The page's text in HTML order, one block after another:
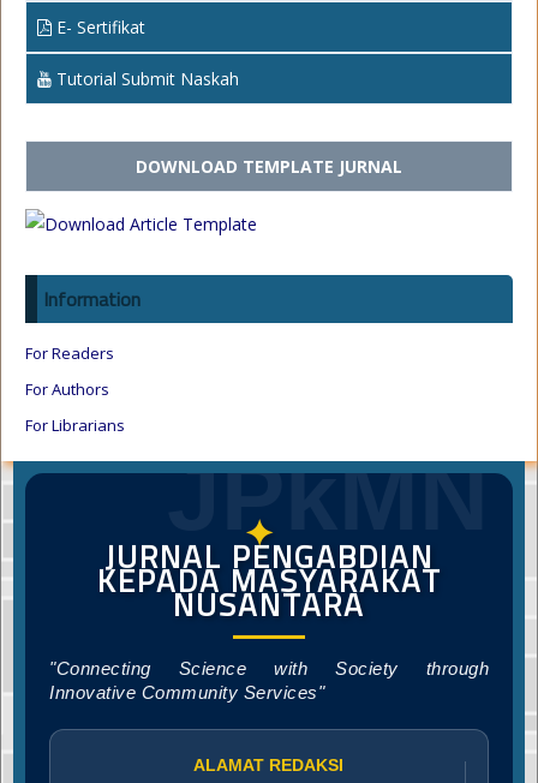
E- Sertifikat
Tutorial Submit Naskah
DOWNLOAD TEMPLATE JURNAL
Information
For Readers
For Authors
For Librarians
JPkMN
✦
JURNAL PENGABDIAN
KEPADA MASYARAKAT
NUSANTARA
"Connecting Science with Society through
Innovative Community Services"
ALAMAT REDAKSI